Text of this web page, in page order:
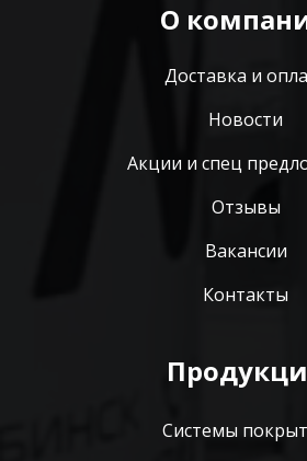
О
Доставка и
Новости
Акции и спец
Отзывы
Вакансии
Контакты
Системы